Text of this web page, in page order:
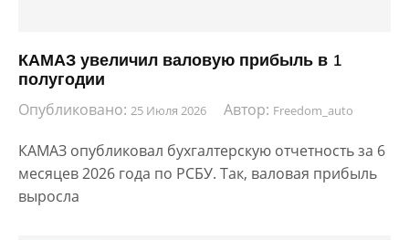
КАМАЗ увеличил валовую прибыль в 1
полугодии
Опубликовано: 25 Июля 2026 Автор: Freedom_auto
КАМАЗ опубликовал бухгалтерскую отчетность за 6
месяцев 2026 года по РСБУ. Так, валовая прибыль
выросла